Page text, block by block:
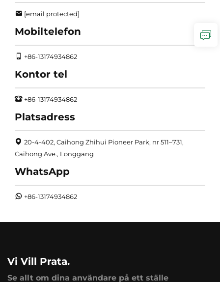
[email protected]
Mobiltelefon
+86-13174934862
Kontor tel
+86-13174934862
Platsadress
20-4-402, Caihong Zhihui Pioneer Park, nr 511–731,
Caihong Ave., Longgang
WhatsApp
+86-13174934862
Vi Vill Prata.
Se allt om dina användare på ett ställe